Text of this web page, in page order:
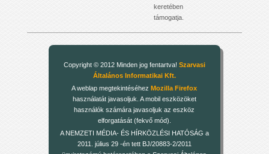
keretében
támogatja.
Copyright © 2012 Minden jog fentartva! Szarvasi
Általános Informatikai Kft.
A weblap megtekintéséhezMozilla Firefox
használatát javasoljuk. A mobil eszközöket
használók számára javasoljuk az eszköz
elforgatását (fekvő mód).
A NEMZETI MÉDIA- ÉS HÍRKÖZLÉSI HATÓSÁG a
2011. július 29 -én tett BJ/20883-2/2011